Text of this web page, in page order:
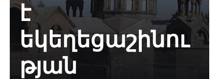
է
եկեղեցաշինու
թյան